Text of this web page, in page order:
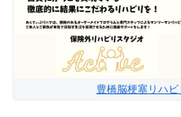
豊橋脳梗塞リハ